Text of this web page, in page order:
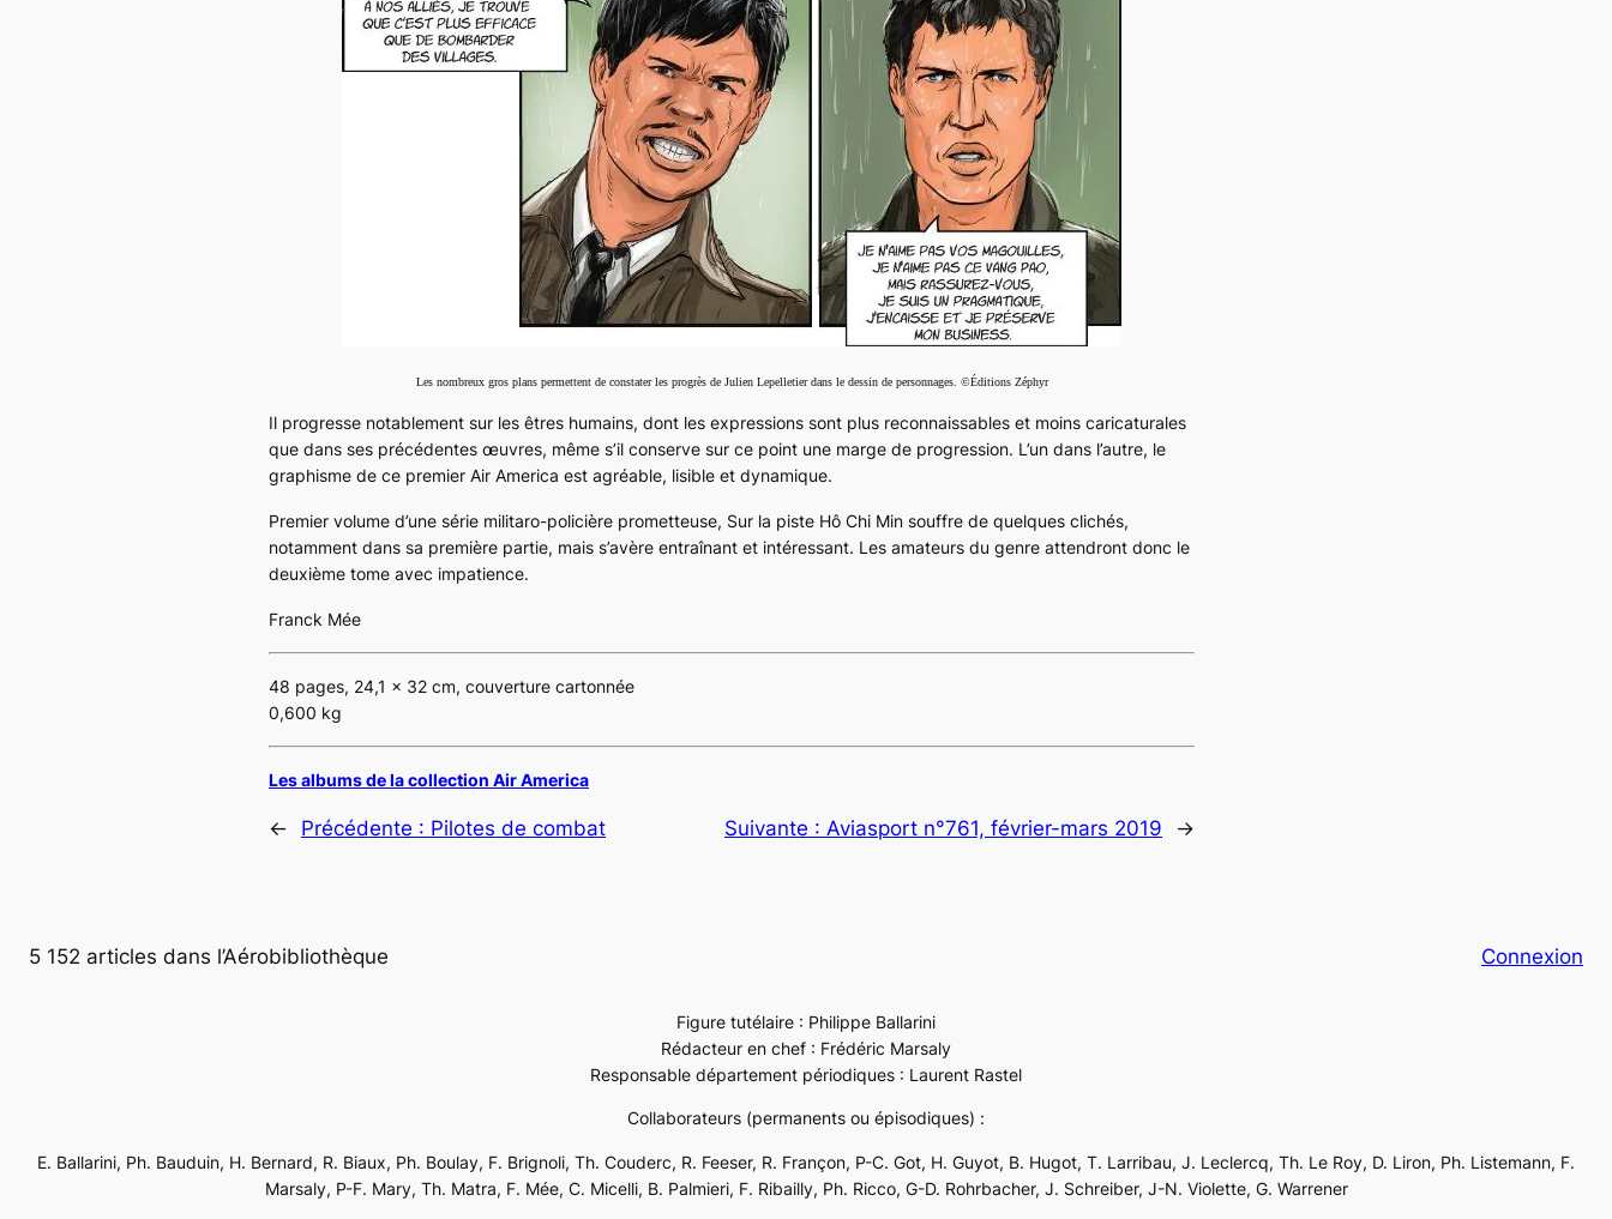
Les nombreux gros plans permettent de constater les progrès de Julien Lepelletier dans le dessin de personnages. ©Éditions Zéphyr
Il progresse notablement sur les êtres humains, dont les expressions sont plus reconnaissables et moins caricaturales
que dans ses précédentes œuvres, même s’il conserve sur ce point une marge de progression. L’un dans l’autre, le
graphisme de ce premier Air America est agréable, lisible et dynamique.
Premier volume d’une série militaro-policière prometteuse, Sur la piste Hô Chi Min souffre de quelques clichés,
notamment dans sa première partie, mais s’avère entraînant et intéressant. Les amateurs du genre attendront donc le
deuxième tome avec impatience.
Franck Mée
48 pages, 24,1 x 32 cm, couverture cartonnée
0,600 kg
Les albums de la collection Air America
← Précédente : Pilotes de combat Suivante : Aviasport n°761, février-mars 2019 →
5 152 articles dans l’Aérobibliothèque Connexion
Figure tutélaire : Philippe Ballarini
Rédacteur en chef : Frédéric Marsaly
Responsable département périodiques : Laurent Rastel
Collaborateurs (permanents ou épisodiques) :
E. Ballarini, Ph. Bauduin, H. Bernard, R. Biaux, Ph. Boulay, F. Brignoli, Th. Couderc, R. Feeser, R. Françon, P-C. Got, H. Guyot, B. Hugot, T. Larribau, J. Leclercq, Th. Le Roy, D. Liron, Ph. Listemann, F.
Marsaly, P-F. Mary, Th. Matra, F. Mée, C. Micelli, B. Palmieri, F. Ribailly, Ph. Ricco, G-D. Rohrbacher, J. Schreiber, J-N. Violette, G. Warrener